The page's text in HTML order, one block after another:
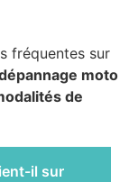
fréquentes sur
moto
de
il sur